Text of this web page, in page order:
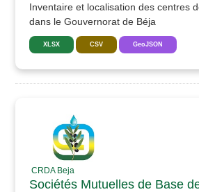
Inventaire et localisation des centres
dans le Gouvernorat de Béja
XLSX CSV GeoJSON
CRDA Beja
Sociétés Mutuelles de Base